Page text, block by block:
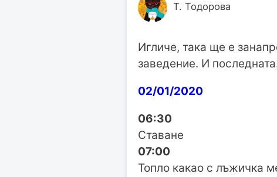
Т. Тодорова
Игличе, така ще е
заведение. И
02/01/2020
06:30
Ставане
07:00
Топло какао с лъжичка